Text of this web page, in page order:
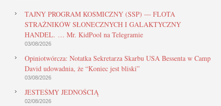
TAJNY PROGRAM KOSMICZNY (SSP) — FLOTA
STRAŻNIKÓW SŁONECZNYCH I GALAKTYCZNY
HANDEL. … Mr. KidPool na Telegramie
03/08/2026
Opiniotwórcza: Notatka Sekretarza Skarbu USA Bessenta w Camp
David udowadnia, że “Koniec jest bliski”
03/08/2026
JESTEŚMY JEDNOŚCIĄ
02/08/2026